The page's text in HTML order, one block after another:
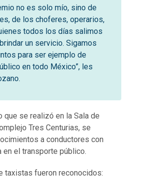
no es solo mío, sino de
de los choferes, operarios,
todos los días salimos
un servicio. Sigamos
para ser ejemplo de
en todo México”, les
que se realizó en la Sala de
Tres Centurias, se
a conductores con
en el transporte público.
taxistas fueron reconocidos: